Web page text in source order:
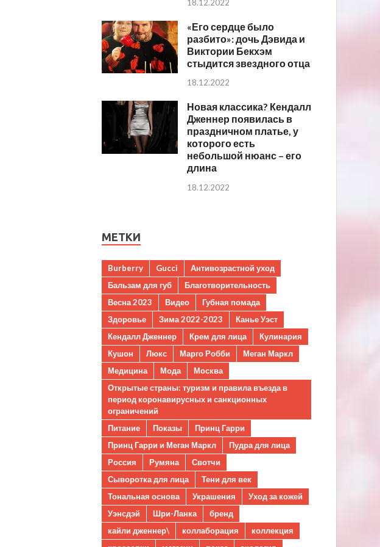
18.12.2022
«Его сердце было
разбито»: дочь Дэвида и
Виктории Бекхэм
стыдится звездного отца
18.12.2022
Новая классика? Кендалл
Дженнер появилась в
праздничном платье, у
которого есть
небольшой нюанс – его
длина
18.12.2022
МЕТКИ
Burberry Gucci
Антивозрастной уход
Бальзам для губ
Благотворительность
Весна 2023
Видео
Губная помада
Здоровье
Зима 2022-2023
Канье Уэст
Кендалл Дженнер
Крем для лица
Кулинария
Кушон
Люкс Марго Робби
Меган Маркл
Медицина
Мода
Москва
Открытые страны: туризм и правила въезда в
период коронавирусных и санкционных
ограничений
Питание
Показы
Принц Гарри
Принц Гарри и Меган Маркл
Пудра для лица
Россия
Румяна
Свотчи
Сыворотка для лица
Тени для век
Тональная основа
Украшения
Уход за кожей
Уэнсдэй
Шри-Ланка
бренд
кайли дженнер\
коллаборация
коллекция